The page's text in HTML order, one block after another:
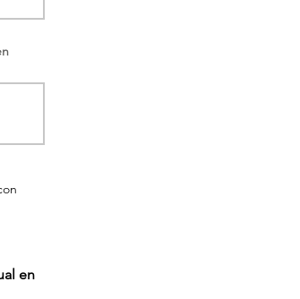
en